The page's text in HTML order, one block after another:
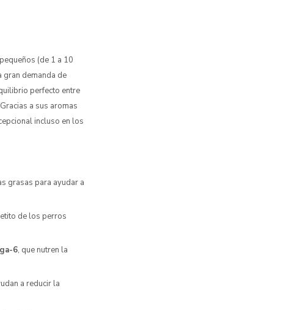
(de 1 a 10
gran demanda de
perfecto entre
a sus aromas
incluso en los
grasas para ayudar a
de los perros
6, que nutren la
a reducir la